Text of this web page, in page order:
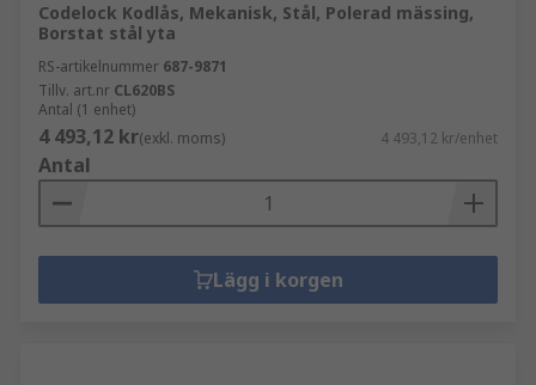
Codelock Kodlås, Mekanisk, Stål, Polerad mässing,
Borstat stål yta
RS-artikelnummer 687-9871
Tillv. art.nr CL620BS
Antal (1 enhet)
4 493,12 kr(exkl. moms) 4 493,12 kr/enhet
Antal
Lägg i korgen